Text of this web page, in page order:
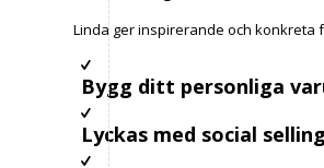
Linda ger inspirerande och konkreta
Bygg ditt personliga
Lyckas med social